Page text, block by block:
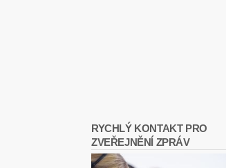
RYCHLÝ KONTAKT PRO
ZVEŘEJNĚNÍ ZPRÁV